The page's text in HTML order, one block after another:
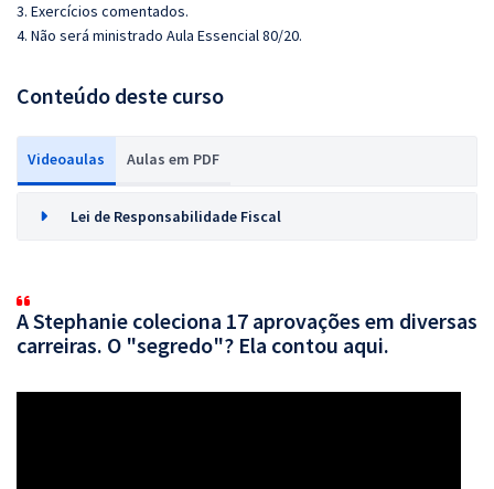
3. Exercícios comentados.
4. Não será ministrado Aula Essencial 80/20.
Conteúdo deste curso
Videoaulas Aulas em PDF
Lei de Responsabilidade Fiscal
A Stephanie coleciona 17 aprovações em diversas
carreiras. O "segredo"? Ela contou aqui.